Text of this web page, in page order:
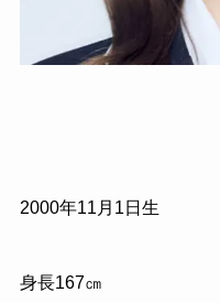
2000年11月1日生
身長167㎝